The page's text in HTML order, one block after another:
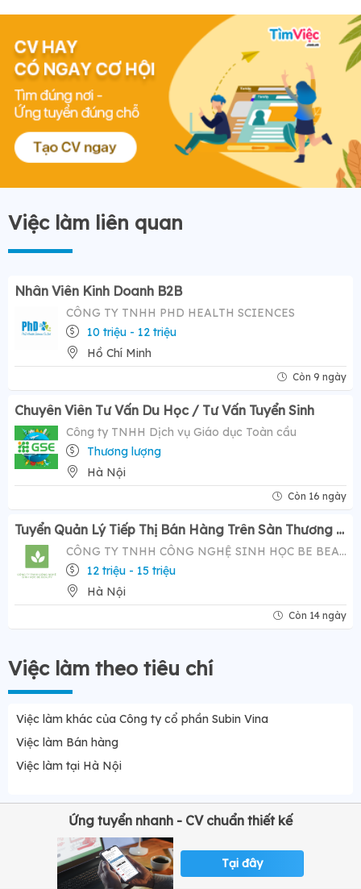
Việc làm liên quan
Nhân Viên Kinh Doanh B2B
CÔNG TY TNHH PHD HEALTH SCIENCES
10 triệu - 12 triệu
Hồ Chí Minh
Còn 9 ngày
Chuyên Viên Tư Vấn Du Học / Tư Vấn Tuyển Sinh
Công ty TNHH Dịch vụ Giáo dục Toàn cầu
Thương lượng
Hà Nội
Còn 16 ngày
Tuyển Quản Lý Tiếp Thị Bán Hàng Trên Sàn Thương Mại Điện Tử ( Tiktok Shop)- Mức Lương Hấp Dẫn 12-20 Triệu
CÔNG TY TNHH CÔNG NGHỆ SINH HỌC BE BEAUTY
12 triệu - 15 triệu
Hà Nội
Còn 14 ngày
Việc làm theo tiêu chí
Việc làm khác của Công ty cổ phần Subin Vina
Việc làm Bán hàng
Việc làm tại Hà Nội
Ứng tuyển nhanh - CV chuẩn thiết kế
Tại đây